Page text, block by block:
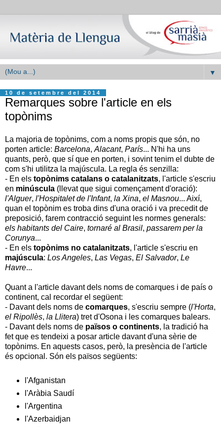
▼
10 de setembre del 2014
Remarques sobre l'article en els
topònims
La majoria de topònims, com a noms propis que són, no
porten article: Barcelona, Alacant, París... N'hi ha uns
quants, però, que sí que en porten, i sovint tenim el dubte de
com s'hi utilitza la majúscula. La regla és senzilla:
- En els topònims catalans o catalanitzats, l'article s'escriu
en minúscula (llevat que sigui començament d'oració):
l'Alguer, l'Hospitalet de l'Infant, la Xina, el Masnou... Així,
quan el topònim es troba dins d'una oració i va precedit de
preposició, farem contracció seguint les normes generals:
els habitants del Caire, tornaré al Brasil, passarem per la
Corunya...
- En els topònims no catalanitzats, l'article s'escriu en
majúscula: Los Angeles, Las Vegas, El Salvador, Le
Havre...
Quant a l'article davant dels noms de comarques i de país o
continent, cal recordar el següent:
- Davant dels noms de comarques, s'escriu sempre (l'Horta,
el Ripollès, la Llitera) tret d'Osona i les comarques balears.
- Davant dels noms de països o continents, la tradició ha
fet que es tendeixi a posar article davant d'una sèrie de
topònims. En aquests casos, però, la presència de l'article
és opcional. Són els països següents:
l'Afganistan
l'Aràbia Saudí
l'Argentina
l'Azerbaidjan